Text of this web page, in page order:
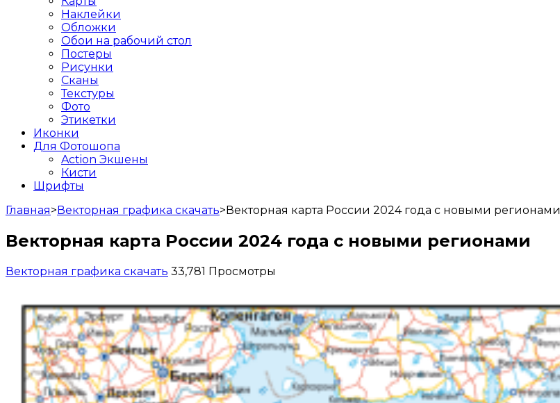
Наклейки
Обложки
Обои на рабочий стол
Постеры
Рисунки
Сканы
Текстуры
Фото
Этикетки
Иконки
Для Фотошопа
Action Экшены
Кисти
Шрифты
Главная>Векторная графика скачать>Векторная карта России 2024 года с новыми регионами
Векторная карта России 2024 года с новыми регионами
Векторная графика скачать 33,781 Просмотры